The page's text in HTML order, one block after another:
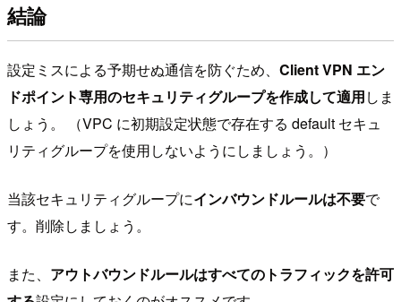
結論
設定ミスによる予期せぬ通信を防ぐため、 Client VPN エン
ドポイント専用のセキュリティグループを作成して適用しま
しょう。 （VPC に初期設定状態で存在する default セキュ
リティグループを使用しないようにしましょう。）
当該セキュリティグループにインバウンドルールは不要で
す。削除しましょう。
また、 アウトバウンドルールはすべてのトラフィックを許可